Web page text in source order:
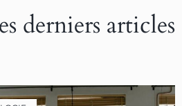
derniers articles